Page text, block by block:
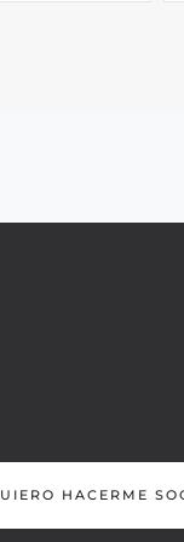
HACERME